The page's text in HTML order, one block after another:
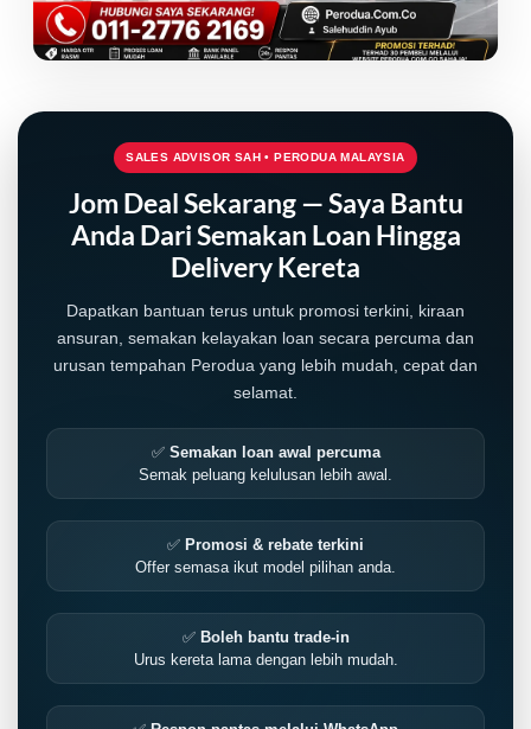
SALES ADVISOR SAH • PERODUA MALAYSIA
Jom Deal Sekarang — Saya Bantu
Anda Dari Semakan Loan Hingga
Delivery Kereta
Dapatkan bantuan terus untuk promosi terkini, kiraan
ansuran, semakan kelayakan loan secara percuma dan
urusan tempahan Perodua yang lebih mudah, cepat dan
selamat.
✅ Semakan loan awal percuma
Semak peluang kelulusan lebih awal.
✅ Promosi & rebate terkini
Offer semasa ikut model pilihan anda.
✅ Boleh bantu trade-in
Urus kereta lama dengan lebih mudah.